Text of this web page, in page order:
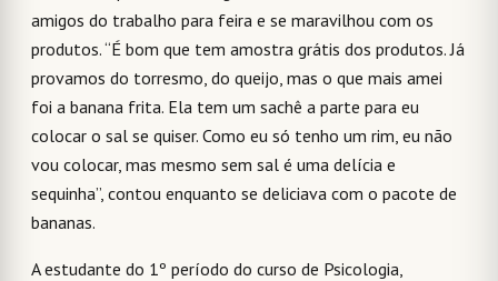
amigos do trabalho para feira e se maravilhou com os
produtos. “É bom que tem amostra grátis dos produtos. Já
provamos do torresmo, do queijo, mas o que mais amei
foi a banana frita. Ela tem um sachê a parte para eu
colocar o sal se quiser. Como eu só tenho um rim, eu não
vou colocar, mas mesmo sem sal é uma delícia e
sequinha”, contou enquanto se deliciava com o pacote de
bananas.
A estudante do 1º período do curso de Psicologia,